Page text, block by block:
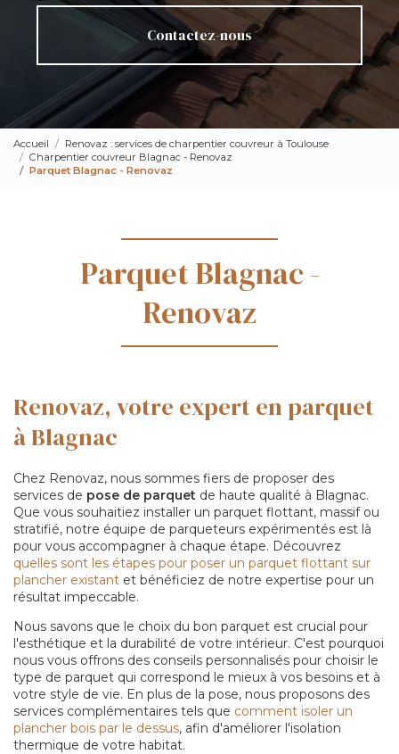
Contactez-nous
Voir le certificat
Accueil
Renovaz : services de charpentier couvreur à Toulouse
Charpentier couvreur Blagnac - Renovaz
Parquet Blagnac - Renovaz
Parquet Blagnac -
Renovaz
Renovaz, votre expert en parquet
à Blagnac
Chez Renovaz, nous sommes fiers de proposer des
services de pose de parquet de haute qualité à Blagnac.
Que vous souhaitiez installer un parquet flottant, massif ou
stratifié, notre équipe de parqueteurs expérimentés est là
pour vous accompagner à chaque étape. Découvrez
quelles sont les étapes pour poser un parquet flottant sur
plancher existant et bénéficiez de notre expertise pour un
résultat impeccable.
Nous savons que le choix du bon parquet est crucial pour
l'esthétique et la durabilité de votre intérieur. C'est pourquoi
nous vous offrons des conseils personnalisés pour choisir le
type de parquet qui correspond le mieux à vos besoins et à
votre style de vie. En plus de la pose, nous proposons des
services complémentaires tels que comment isoler un
plancher bois par le dessus, afin d'améliorer l'isolation
thermique de votre habitat.